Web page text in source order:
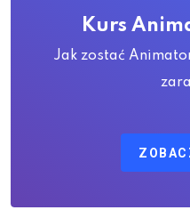
Kurs
Jak zostać